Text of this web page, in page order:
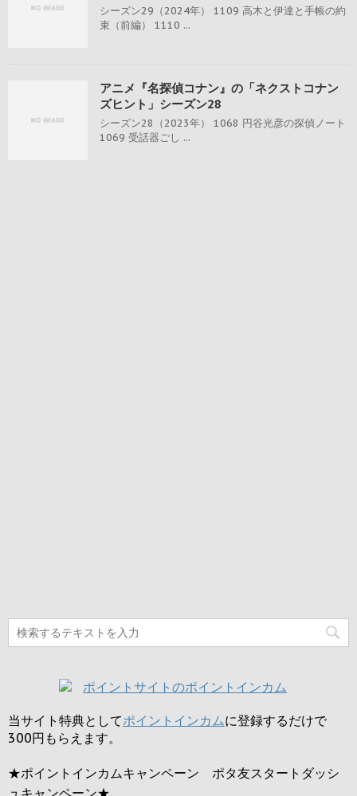
シーズン29（2024年） 1109 高木と伊達と手帳の約
束（前編） 1110 ...
アニメ『名探偵コナン』の「ネクストコナン
ズヒント」シーズン28
シーズン28（2023年） 1068 円谷光彦の探偵ノート
1069 受話器ごし ...
当サイト特典としてポイントインカムに登録するだけで
300円 もらえます。
★ポイントインカムキャンペーン ポタ友スタートダッシ
ュキャンペーン★